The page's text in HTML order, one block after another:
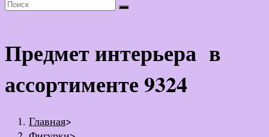
Предмет интерьера в
ассортименте 9324
Главная>